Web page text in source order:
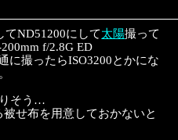
ND51200にして太陽撮って
f/2.8G ED
に撮ったらISO3200とかにな
そう…
せ布を用意しておかないと